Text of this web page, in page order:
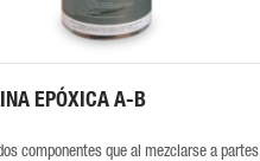
EPÓXICA A-B
componentes que al mezclarse a partes